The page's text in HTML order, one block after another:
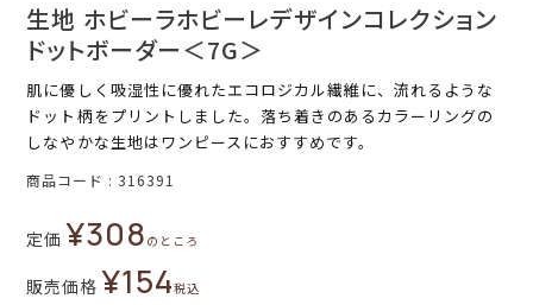
生地 ホビーラホビーレデザインコレクション
ドットボーダー＜7G＞
肌に優しく吸湿性に優れたエコロジカル繊維に、流れるような
ドット柄をプリントしました。落ち着きのあるカラーリングの
しなやかな生地はワンピースにおすすめです。
商品コード 316391
定価 ¥308 のところ
販売価格 ¥154税込